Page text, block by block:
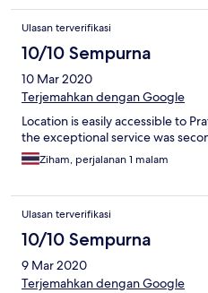
Ulasan terverifikasi
10/10 Sempurna
10 Mar 2020
Terjemahkan dengan Google
Location is easily accessible to
the exceptional service was
Ziham, perjalanan 1 malam
Ulasan terverifikasi
10/10 Sempurna
9 Mar 2020
Terjemahkan dengan Google